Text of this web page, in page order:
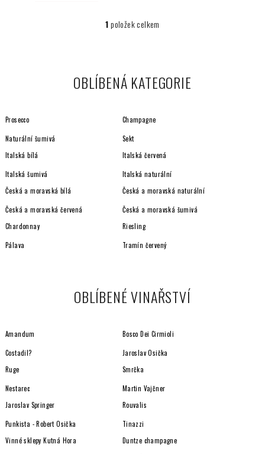
O
d
í
p
r
k
y
v
ý
p
i
1položek celkem
OBLÍBENÁ KATEGORIE
Prosecco Champagne
Naturální šumivá
Sekt
Italská bílá
Italská červená
Italská šumivá
Italská naturální
Česká a moravská bílá
Česká a moravská naturální
Česká a moravská červená
Česká a moravská šumivá
Chardonnay
Riesling
Pálava Tramín červený
OBLÍBENÉ VINAŘSTVÍ
Amandum Bosco Dei Cirmioli
Costadil?
Jaroslav Osička
Ruge
Smrčka
Nestarec
Martin Vajčner
Jaroslav Springer
Rouvalis
Punkista - Robert Osička
Tinazzi
Vinné sklepy Kutná Hora
Duntze champagne